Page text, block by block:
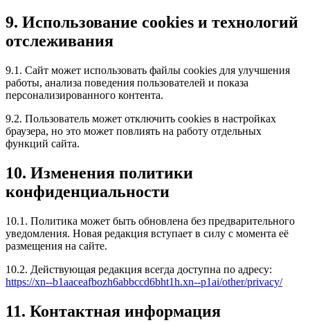
9. Использование cookies и технологий
отслеживания
9.1. Сайт может использовать файлы cookies для улучшения
работы, анализа поведения пользователей и показа
персонализированного контента.
9.2. Пользователь может отключить cookies в настройках
браузера, но это может повлиять на работу отдельных
функций сайта.
10. Изменения политики
конфиденциальности
10.1. Политика может быть обновлена без предварительного
уведомления. Новая редакция вступает в силу с момента её
размещения на сайте.
10.2. Действующая редакция всегда доступна по адресу:
https://xn--b1aaceafbozh6abbccd6bht1h.xn--p1ai/other/privacy/
11. Контактная информация